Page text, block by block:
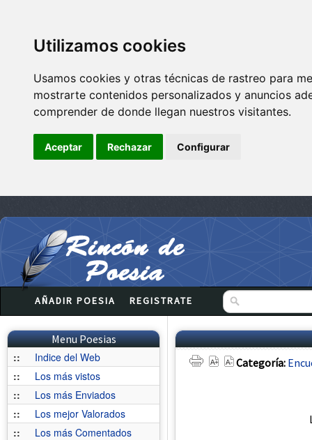
Utilizamos cookies
Usamos cookies y otras técnicas de rastreo para
mostrarte contenidos personalizados y anuncios
comprender de donde llegan nuestros visitantes.
Aceptar Rechazar Configurar
AÑADIR POESIA REGISTRATE
Menu Poesias
::
Indice del Web
::
Los más vistos
::
Los más Enviados
::
Los mejor Valorados
::
Los más Comentados
Categoría: